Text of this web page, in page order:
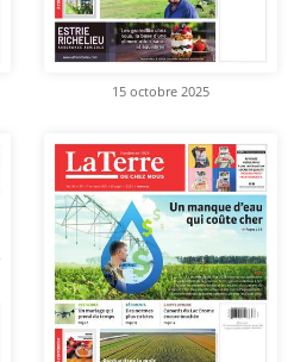
15 octobre 2025